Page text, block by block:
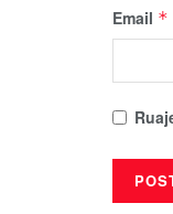
Email *